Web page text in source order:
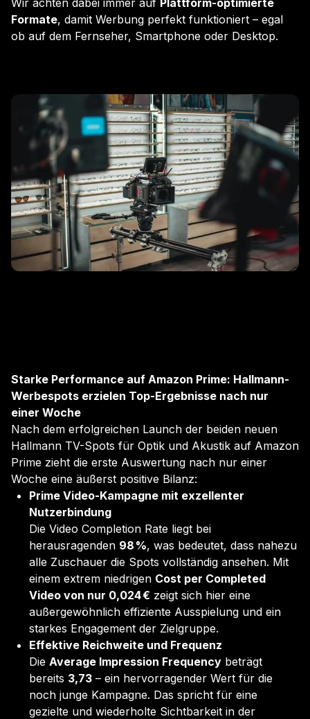
Wir achten dabei immer auf Plattform-optimierte
Formate, damit Werbung perfekt funktioniert – egal
ob auf dem Fernseher, Smartphone oder Desktop.
Starke Performance auf Amazon Prime: Hallmann-
Werbespots erzielen Top-Ergebnisse nach nur
einer Woche
Nach dem erfolgreichen Launch der beiden neuen
Hallmann TV-Spots für Optik und Akustik auf Amazon
Prime zieht die erste Auswertung nach nur einer
Woche eine äußerst positive Bilanz:
Prime Video-Kampagne mit exzellenter
Nutzerbindung
Die Video Completion Rate liegt bei
herausragenden 98 %, was bedeutet, dass nahezu
alle Zuschauer die Spots vollständig ansehen. Mit
einem extrem niedrigen Cost per Completed
Video von nur 0,024 € zeigt sich hier eine
außergewöhnlich effiziente Ausspielung und ein
starkes Engagement der Zielgruppe.
Effektive Reichweite und Frequenz
Die Average Impression Frequencybeträgt
bereits 3,73– ein hervorragender Wert für die
noch junge Kampagne. Das spricht für eine
gezielte und wiederholte Sichtbarkeit in der